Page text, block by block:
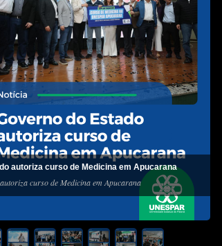
autoriza curso de Medicina em Apucarana
curso de Medicina em Apucarana